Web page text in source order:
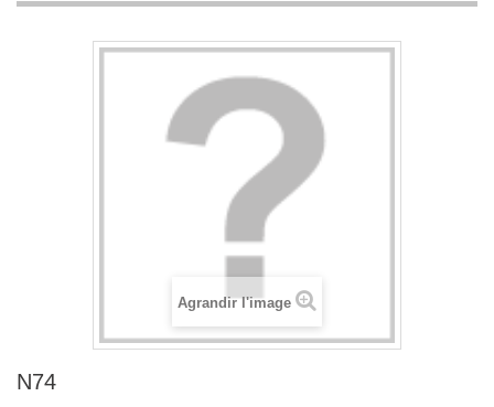
Agrandir l'image
N74